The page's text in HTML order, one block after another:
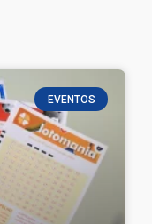
EVENTOS